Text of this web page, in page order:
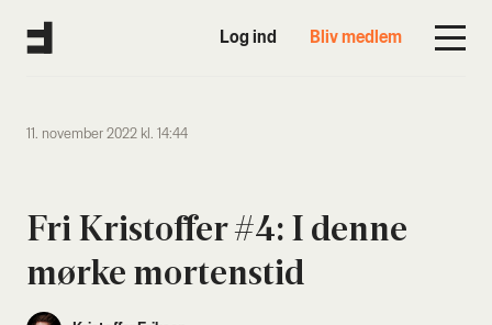
Log ind Bliv medlem
11. november 2022 kl. 14:44
Fri Kri­stof­fer #4: I den­ne
mør­ke mor­ten­s­tid